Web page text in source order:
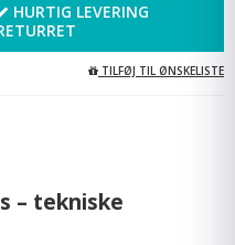
HURTIG LEVERING
TILFØJ TIL ØNSKELISTE
– tekniske